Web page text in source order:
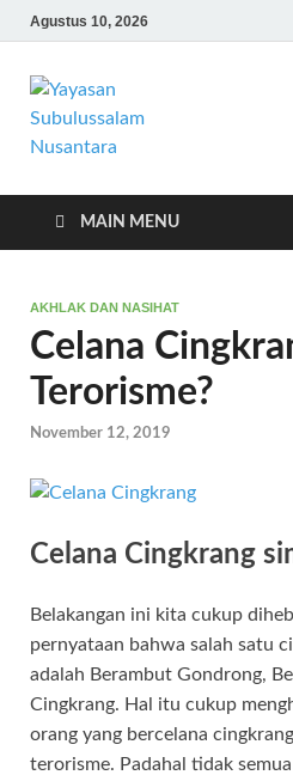
Agustus 10, 2026
MAIN MENU
AKHLAK DAN NASIHAT
Celana
Terorisme?
November 12, 2019
Celana Cingkrang
Belakangan ini kita cukup
pernyataan bahwa salah satu
adalah Berambut Gondrong,
Cingkrang. Hal itu cukup
orang yang bercelana
terorisme. Padahal tidak